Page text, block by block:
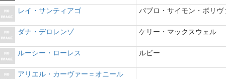
レイ・サンティアゴ パブロ・サイモン・ボリヴ
ダナ・デロレンゾ ケリー・マックスウェル
ルーシー・ローレス ルビー
アリエル・カーヴァー＝オニール